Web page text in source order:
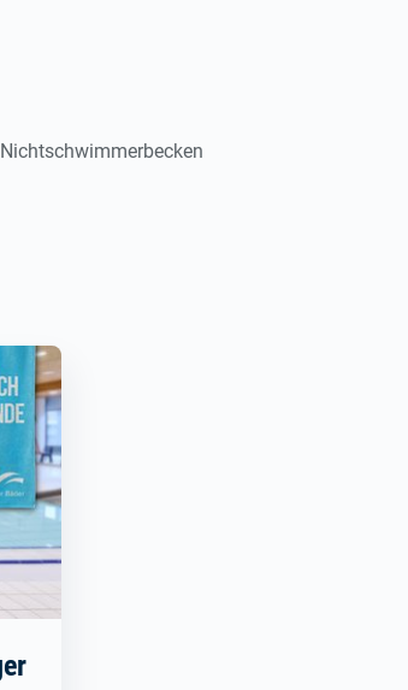
Nichtschwimmerbecken